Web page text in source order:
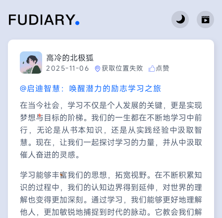
高冷的北极狐
2025-11-06 获取位置失败 点赞
@启迪智慧：唤醒潜力的励志学习之旅
在当今社会，学习不仅是个人发展的关键，更是实现
梦想与目标的阶梯。我们的一生都在不断地学习中前
行，无论是从书本知识，还是从实践经验中汲取智
慧。现在，让我们一起探讨学习的力量，并从中汲取
催人奋进的灵感。
学习能够丰富我们的思想，拓宽视野。在不断积累知
识的过程中，我们的认知边界得到延伸，对世界的理
解也变得更加深刻。通过学习，我们能够更好地理解
他人，更加敏锐地捕捉到时代的脉动。它教会我们解